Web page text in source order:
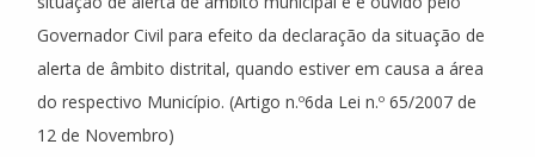
Governador Civil para efeito da declaração da situação de
alerta de âmbito distrital, quando estiver em causa a área
do respectivo Município. (Artigo n.º6da Lei n.º 65/2007 de
12 de Novembro)